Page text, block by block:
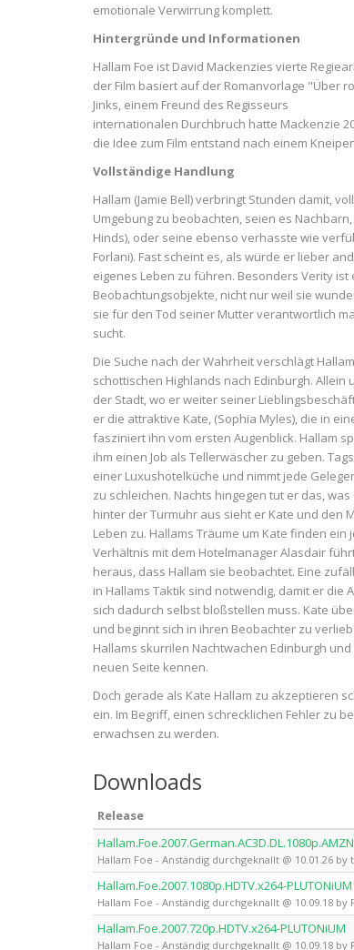
emotionale Verwirrung komplett.
Hintergründe und Informationen
Hallam Foe ist David Mackenzies vierte
der Film basiert auf der Romanvorlage "Über
Jinks, einem Freund des Regisseurs
internationalen Durchbruch hatte Mackenzie
die Idee zum Film entstand nach einem
Vollständige Handlung
Hallam (Jamie Bell) verbringt Stunden damit,
Umgebung zu beobachten, seien es
Hinds), oder seine ebenso verhasste wie
Forlani). Fast scheint es, als würde er lieber
eigenes Leben zu führen. Besonders Verity
Beobachtungsobjekte, nicht nur weil sie
sie für den Tod seiner Mutter verantwortlich
sucht.
Die Suche nach der Wahrheit verschlägt
schottischen Highlands nach Edinburgh.
der Stadt, wo er weiter seiner
er die attraktive Kate, (Sophia Myles), die in
fasziniert ihn vom ersten Augenblick. Hallam
ihm einen Job als Tellerwäscher zu geben.
einer Luxushotelküche und nimmt jede
zu schleichen. Nachts hingegen tut er das,
hinter der Turmuhr aus sieht er Kate und den
Leben zu. Hallams Träume um Kate finden
Verhältnis mit dem Hotelmanager Alasdair
heraus, dass Hallam sie beobachtet. Eine
in Hallams Taktik sind notwendig, damit er
sich dadurch selbst bloßstellen muss. Kate
und beginnt sich in ihren Beobachter zu
Hallams skurrilen Nachtwachen Edinburgh
neuen Seite kennen.
Doch gerade als Kate Hallam zu akzeptieren
ein. Im Begriff, einen schrecklichen Fehler zu
erwachsen zu werden.
Downloads
Release
Hallam Foe - Anständig durchgeknallt @ 10.01.26 by
Hallam.Foe.2007.1080p.HDTV.x264-PLUTONiUM
Hallam Foe - Anständig durchgeknallt @ 10.09.18 by
Hallam.Foe.2007.720p.HDTV.x264-PLUTONiUM
Hallam Foe - Anständig durchgeknallt @ 10.09.18 by